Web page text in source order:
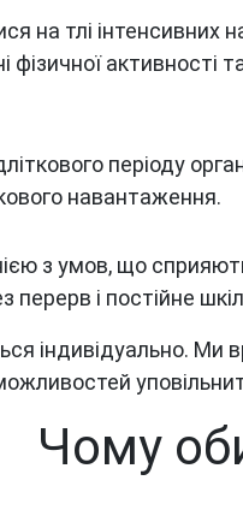
на тлі інтенсивних
фізичної активності
періоду
навантаження.
з умов, що
перерв і постійне
індивідуально. Ми
Чому